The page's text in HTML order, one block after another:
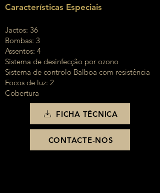
Características Especiais​
Jactos: 36
Bombas: 3
Assentos: 4
Sistema de desinfecção por ozono
Sistema de controlo Balboa com resistência
Focos de luz: 2
Cobertura
FICHA TÉCNICA
CONTACTE-NOS